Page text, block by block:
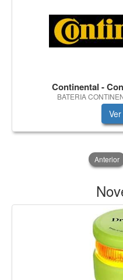
Continental -
BATERIA
Anterior